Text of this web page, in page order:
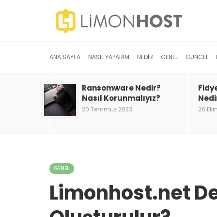
ANA SAYFA NASIL YAPARIM NEDIR GENEL GÜNCEL
Ransomware Nedir?
Nasıl Korunmalıyız?
20 Temmuz 2023 26
GENEL
Limonhost.net